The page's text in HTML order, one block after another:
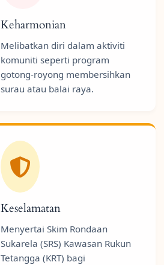
Keharmonian
Melibatkan diri dalam aktiviti
komuniti seperti program
gotong-royong membersihkan
surau atau balai raya.
Keselamatan
Menyertai Skim Rondaan
Sukarela (SRS) Kawasan Rukun
Tetangga (KRT) bagi